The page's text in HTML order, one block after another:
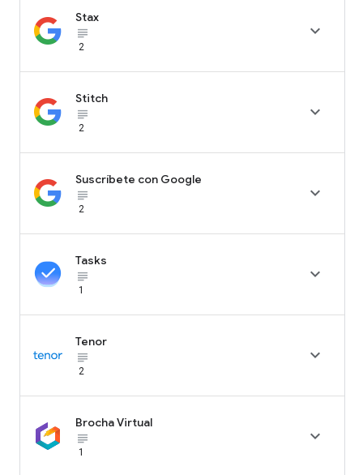
Stax
subject_black
2

Stitch
subject_black
2

Suscríbete con Google
subject_black
2

Tasks
subject_black
1

Tenor
subject_black
2

Brocha Virtual
subject_black
1
